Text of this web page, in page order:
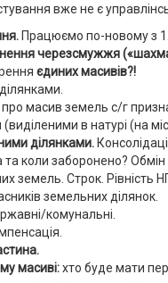
вже не є
Працюємо по-новому з
черезсмужжя
єдиних масивів?!
про масив земель с/г
в натурі (на
ділянками.
коли заборонено? Обмін
земель. Строк. Рівність
земельних ділянок.
комунальні.
масиві:хто буде мати